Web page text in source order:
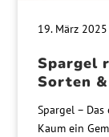
19. März 2025
Spargel
Sorten
Spargel –
Kaum ein